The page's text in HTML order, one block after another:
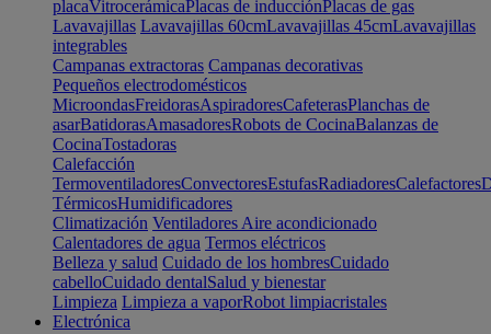
placaVitrocerámicaPlacas de inducciónPlacas de gas
Lavavajillas Lavavajillas 60cmLavavajillas 45cmLavavajillas
integrables
Campanas extractoras Campanas decorativas
Pequeños electrodomésticos
MicroondasFreidorasAspiradoresCafeterasPlanchas de
asarBatidorasAmasadoresRobots de CocinaBalanzas de
CocinaTostadoras
Calefacción
TermoventiladoresConvectoresEstufasRadiadoresCalefactores
TérmicosHumidificadores
Climatización Ventiladores Aire acondicionado
Calentadores de agua Termos eléctricos
Belleza y salud Cuidado de los hombresCuidado
cabelloCuidado dentalSalud y bienestar
Limpieza Limpieza a vaporRobot limpiacristales
Electrónica